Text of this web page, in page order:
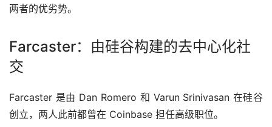
两者的优劣势。
Farcaster：由硅谷构建的去中心化社
交
Farcaster 是由 Dan Romero 和 Varun Srinivasan 在硅谷
创立，两人此前都曾在 Coinbase 担任高级职位。